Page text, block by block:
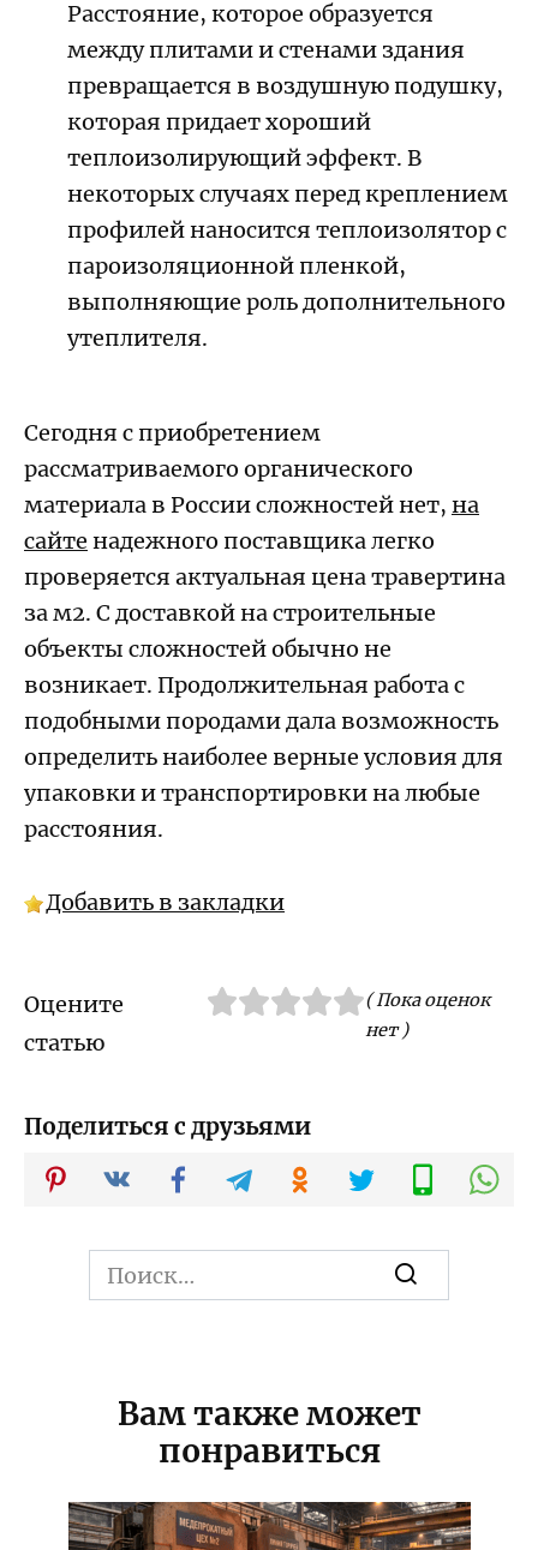
Расстояние, которое образуется
между плитами и стенами здания
превращается в воздушную подушку,
которая придает хороший
теплоизолирующий эффект. В
некоторых случаях перед креплением
профилей наносится теплоизолятор с
пароизоляционной пленкой,
выполняющие роль дополнительного
утеплителя.
Сегодня с приобретением
рассматриваемого органического
материала в России сложностей нет, на
сайте надежного поставщика легко
проверяется актуальная цена травертина
за м2. С доставкой на строительные
объекты сложностей обычно не
возникает. Продолжительная работа с
подобными породами дала возможность
определить наиболее верные условия для
упаковки и транспортировки на любые
расстояния.
Добавить в закладки
Оцените
статью
( Пока оценок
нет )
Поделиться с друзьями
Search
for:
Вам также может
понравиться